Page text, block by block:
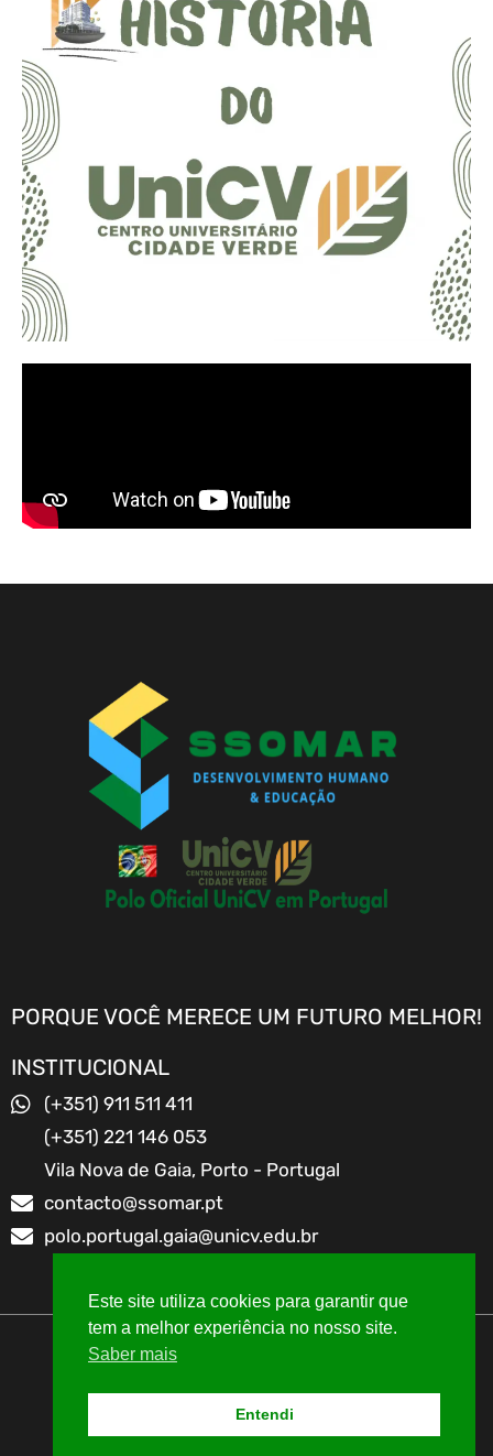
PORQUE VOCÊ MERECE UM FUTURO MELHOR!
INSTITUCIONAL
(+351) 911 511 411
(+351) 221 146 053
Vila Nova de Gaia, Porto - Portugal
contacto@ssomar.pt
polo.portugal.gaia@unicv.edu.br
TODOS OS DIREITOS RESERVADOS
Este site utiliza cookies para garantir que
tem a melhor experiência no nosso site.
Saber mais
Entendi